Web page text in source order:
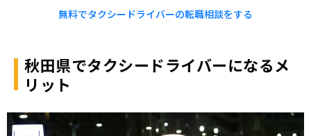
無料でタクシードライバーの転職相談をする
秋田県でタクシードライバーになるメ
リット